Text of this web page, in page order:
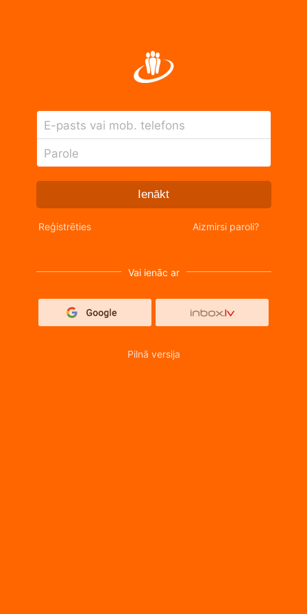
E-pasts vai mob. telefons
Parole
Ienākt
Reģistrēties Aizmirsi paroli?
Vai ienāc ar
Pilnā versija